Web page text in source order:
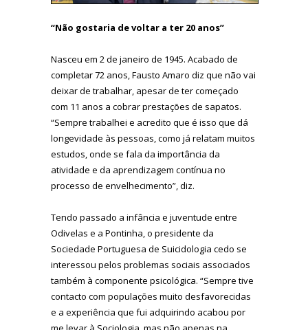
“Não gostaria de voltar a ter 20 anos”
Nasceu em 2 de janeiro de 1945. Acabado de
completar 72 anos, Fausto Amaro diz que não vai
deixar de trabalhar, apesar de ter começado
com 11 anos a cobrar prestações de sapatos.
“Sempre trabalhei e acredito que é isso que dá
longevidade às pessoas, como já relatam muitos
estudos, onde se fala da importância da
atividade e da aprendizagem contínua no
processo de envelhecimento”, diz.
Tendo passado a infância e juventude entre
Odivelas e a Pontinha, o presidente da
Sociedade Portuguesa de Suicidologia cedo se
interessou pelos problemas sociais associados
também à componente psicológica. “Sempre tive
contacto com populações muito desfavorecidas
e a experiência que fui adquirindo acabou por